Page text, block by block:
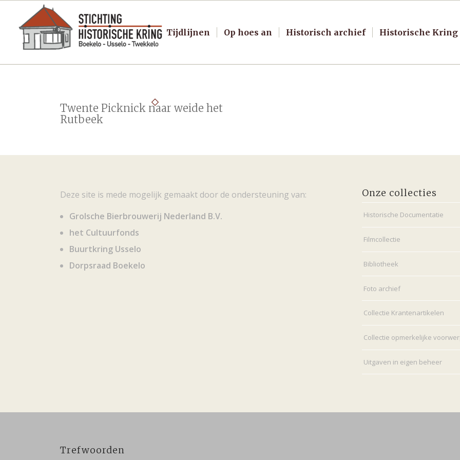
Tijdlijnen Op hoes an Historisch archief Historische Kring
Twente Picknick naar weide het
Rutbeek
Deze site is mede mogelijk gemaakt door de ondersteuning van:
Grolsche Bierbrouwerij Nederland B.V.
het Cultuurfonds
Buurtkring Usselo
Dorpsraad Boekelo
Onze collecties
Historische Documentatie
Filmcollectie
Bibliotheek
Foto archief
Collectie Krantenartikelen
Collectie opmerkelijke
Uitgaven in eigen beheer
Trefwoorden